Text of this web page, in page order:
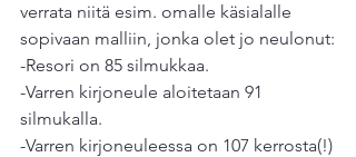
verrata niitä esim. omalle käsialalle
sopivaan malliin, jonka olet jo neulonut:
-Resori on 85 silmukkaa.
-Varren kirjoneule aloitetaan 91
silmukalla.
-Varren kirjoneuleessa on 107 kerrosta(!)